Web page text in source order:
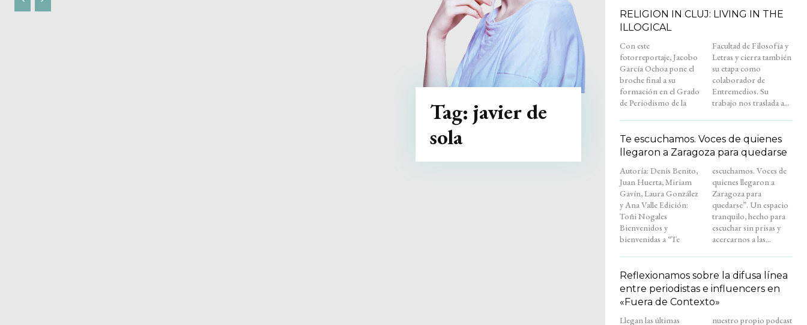
Tag: javier de
sola
RELIGION IN CLUJ: LIVING IN THE
ILLOGICAL
Con este
fotorreportaje, Jacobo
García Ochoa pone el
broche final a su
formación en el Grado
de Periodismo de la
Facultad de Filosofía y
Letras y cierra también
su etapa como
colaborador de
Entremedios. Su
trabajo nos traslada a...
Te escuchamos. Voces de quienes
llegaron a Zaragoza para quedarse
Autoría: Denis Benito,
Juan Huerta, Miriam
Gavín, Laura González
y Ana Valle Edición:
Toñi Nogales
Bienvenidos y
bienvenidas a “Te
escuchamos. Voces de
quienes llegaron a
Zaragoza para
quedarse”. Un espacio
tranquilo, hecho para
escuchar sin prisas y
acercarnos a las...
Reflexionamos sobre la difusa línea
entre periodistas e influencers en
«Fuera de Contexto»
Llegan las últimas
nuestro propio podcast